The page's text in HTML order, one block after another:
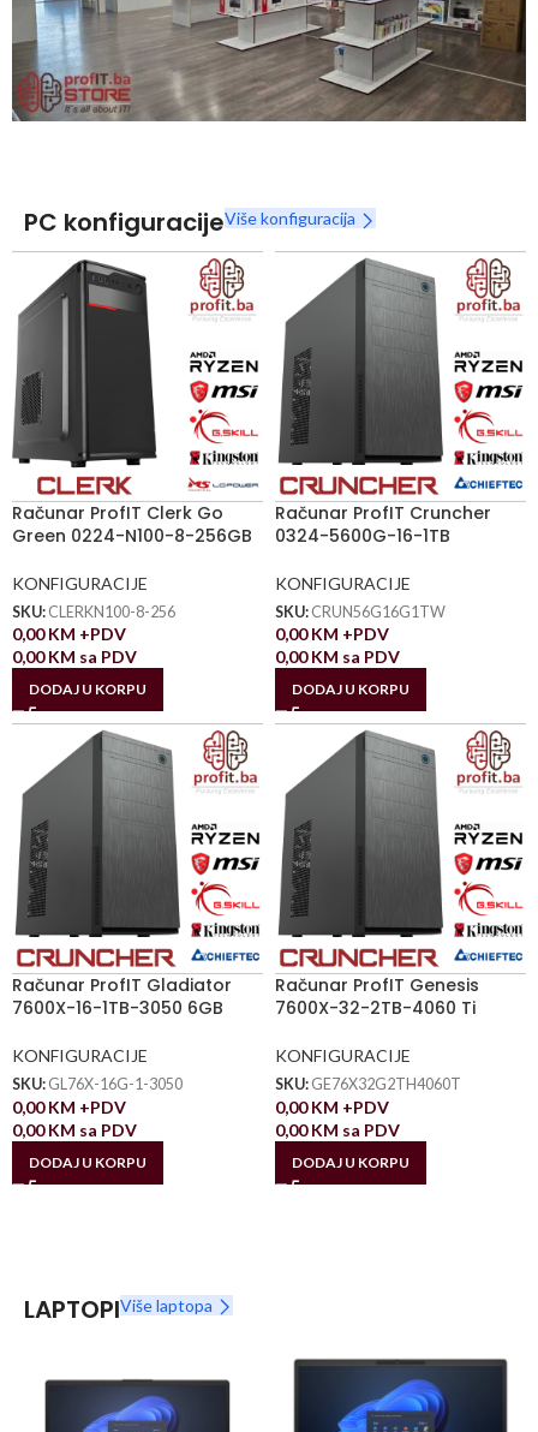
Naruči
PC konfiguracijeViše konfiguracija
Računar ProfIT Clerk Go
Green 0224-N100-8-256GB
KONFIGURACIJE
SKU: CLERKN100-8-256
0,00KM +PDV
0,00KM sa PDV
DODAJ U KORPU
Računar ProfIT Cruncher
0324-5600G-16-1TB
KONFIGURACIJE
SKU: CRUN56G16G1TW
0,00KM +PDV
0,00KM sa PDV
DODAJ U KORPU
Računar ProfIT Gladiator
7600X-16-1TB-3050 6GB
KONFIGURACIJE
SKU: GL76X-16G-1-3050
0,00KM +PDV
0,00KM sa PDV
DODAJ U KORPU
Računar ProfIT Genesis
7600X-32-2TB-4060 Ti
KONFIGURACIJE
SKU: GE76X32G2TH4060T
0,00KM +PDV
0,00KM sa PDV
DODAJ U KORPU
LAPTOPIViše laptopa